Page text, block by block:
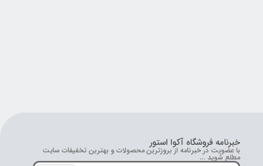
خبرنامه فروشگاه آکوا استور
با عضویت در خبرنامه از بروز‌ترین محصولات و بهترین تخفیفات سایت
مطلع شوید ...